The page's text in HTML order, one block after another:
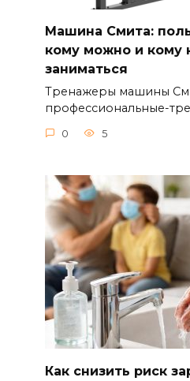
Машина Смита:
кому можно и кому
заниматься
Тренажеры машины
профессиональные-
0 5
Как снизить риск